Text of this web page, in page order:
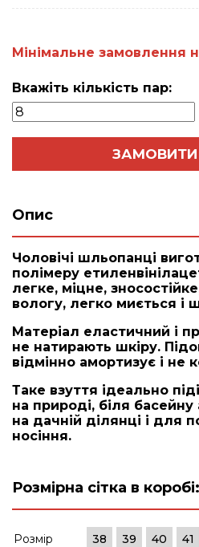
Мiнiмальне замовлення
Вкажіть кількість пар:
Опис
Чоловічі шльопанці
полімеру
легке, міцне,
вологу, легко миється і
Матеріал еластичний і
не натирають шкіру.
відмінно амортизує і не
Таке взуття ідеально
на природі, біля басейну
на дачній ділянці і для
носіння.
Розмірна сітка в коробі:
Розмір 38 39 40 41